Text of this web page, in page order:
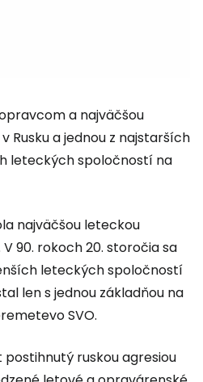
a najväčšou
Rusku a jednou z najstarších
leteckých spoločností na
najväčšou leteckou
90. rokoch 20. storočia sa
leteckých spoločností
len s jednou základňou na
SVO.
ruskou agresiou